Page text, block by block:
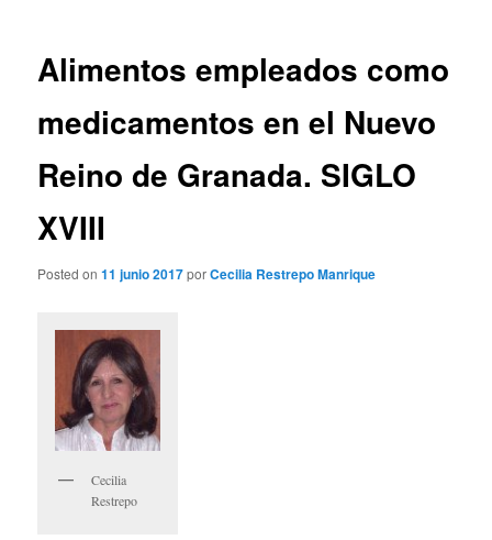
Alimentos empleados como
medicamentos en el Nuevo
Reino de Granada. SIGLO
XVIII
Posted on11 junio 2017porCecilia Restrepo Manrique
Cecilia
Restrepo